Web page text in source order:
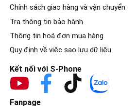
Chính sách giao hàng và vận chuyển
Tra thông tin bảo hành
Thông tin hoá đơn mua hàng
Quy định về việc sao lưu dữ liệu
Kết nối với S-Phone
Fanpage